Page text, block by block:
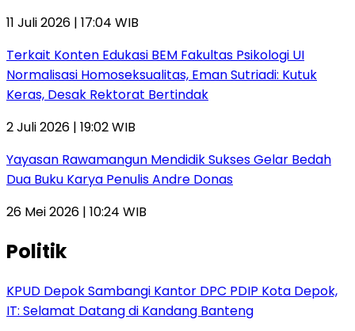
11 Juli 2026 | 17:04 WIB
Terkait Konten Edukasi BEM Fakultas Psikologi UI
Normalisasi Homoseksualitas, Eman Sutriadi: Kutuk
Keras, Desak Rektorat Bertindak
2 Juli 2026 | 19:02 WIB
Yayasan Rawamangun Mendidik Sukses Gelar Bedah
Dua Buku Karya Penulis Andre Donas
26 Mei 2026 | 10:24 WIB
Politik
KPUD Depok Sambangi Kantor DPC PDIP Kota Depok,
IT: Selamat Datang di Kandang Banteng